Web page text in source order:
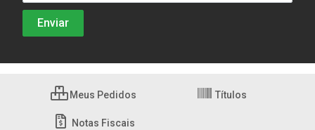
Meus Pedidos Títulos
Notas Fiscais